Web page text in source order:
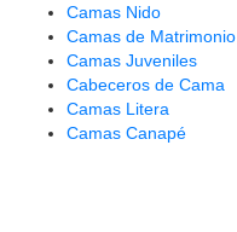
Camas Nido
Camas de Matrimonio
Camas Juveniles
Cabeceros de Cama
Camas Litera
Camas Canapé